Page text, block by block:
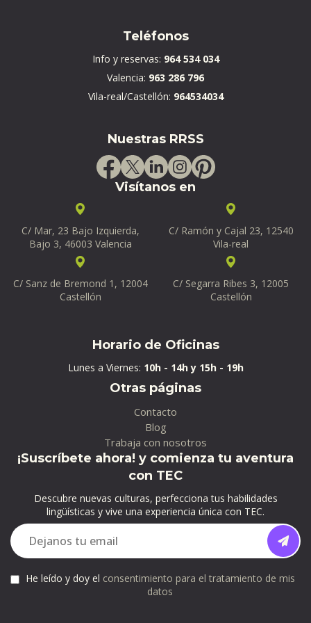
Teléfonos
Info y reservas: 964 534 034
Valencia: 963 286 796
Vila-real/Castellón: 964534034
Nuestras RRSS
Visítanos en
C/ Mar, 23 Bajo Izquierda,
Bajo 3, 46003 Valencia
C/ Ramón y Cajal 23, 12540
Vila-real
C/ Sanz de Bremond 1, 12004
Castellón
C/ Segarra Ribes 3, 12005
Castellón
Horario de Oficinas
Lunes a Viernes: 10h - 14h y 15h - 19h
Otras páginas
Contacto
Blog
Trabaja con nosotros
¡Suscríbete ahora! y comienza tu aventura
con TEC
Descubre nuevas culturas, perfecciona tus habilidades
lingüísticas y vive una experiencia única con TEC.
He leído y doy el consentimiento para el tratamiento de mis
datos